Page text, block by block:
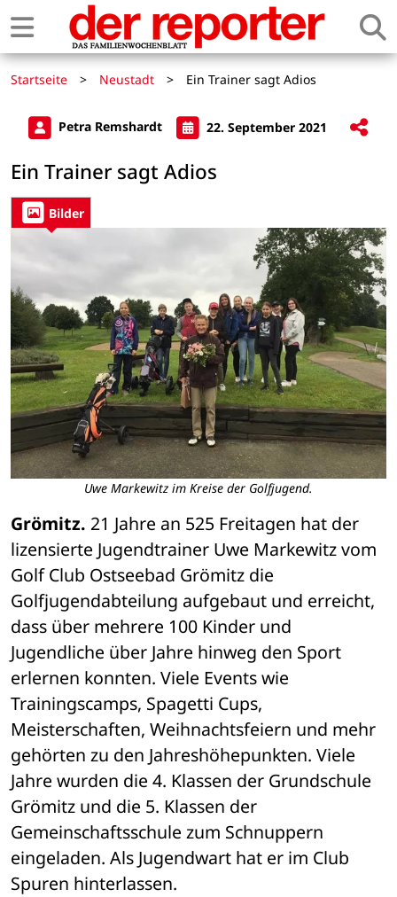
Startseite > Neustadt > Ein Trainer sagt Adios
Petra Remshardt 22. September 2021
Ein Trainer sagt Adios
Bilder
Uwe Markewitz im Kreise der Golfjugend.
Grömitz. 21 Jahre an 525 Freitagen hat der
lizensierte Jugendtrainer Uwe Markewitz vom
Golf Club Ostseebad Grömitz die
Golfjugendabteilung aufgebaut und erreicht,
dass über mehrere 100 Kinder und
Jugendliche über Jahre hinweg den Sport
erlernen konnten. Viele Events wie
Trainingscamps, Spagetti Cups,
Meisterschaften, Weihnachtsfeiern und mehr
gehörten zu den Jahreshöhepunkten. Viele
Jahre wurden die 4. Klassen der Grundschule
Grömitz und die 5. Klassen der
Gemeinschaftsschule zum Schnuppern
eingeladen. Als Jugendwart hat er im Club
Spuren hinterlassen.